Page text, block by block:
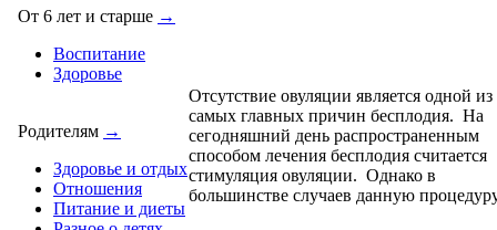
От 6 лет и старше →
Воспитание
Здоровье
Родителям →
Здоровье и отдых
Отношения
Питание и диеты
Отсутствие овуляции является одной из
самых главных причин бесплодия. На
сегодняшний день распространенным
способом лечения бесплодия считается
стимуляция овуляции. Однако в
большинстве случаев данную